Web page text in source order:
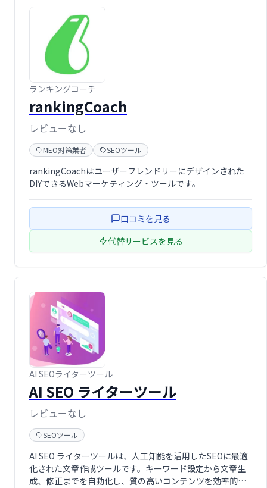
ランキングコーチ
rankingCoach
レビューなし
MEO対策業者 SEOツール
rankingCoachはユーザーフレンドリーにデザインされた
DIYできるWebマーケティング・ツールです。
口コミを見る
代替サービスを見る
AI SEOライターツール
AI SEO ライターツール
レビューなし
SEOツール
AI SEO ライターツールは、人工知能を活用したSEOに最適
化された文章作成ツールです。キーワード設定から文章生
成、修正までを自動化し、質の高いコンテンツを効率的に